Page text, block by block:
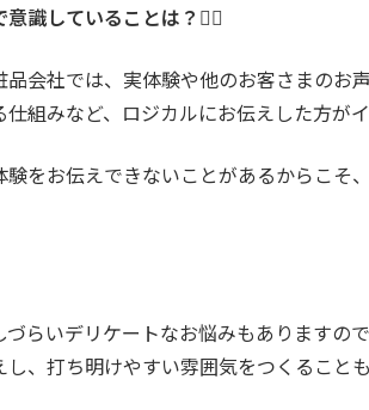
意識していることは？👩‍⚕️
会社では、実体験や他のお客さまのお
組みなど、ロジカルにお伝えした方が
験をお伝えできないことがあるからこそ
らいデリケートなお悩みもありますの
、打ち明けやすい雰囲気をつくること